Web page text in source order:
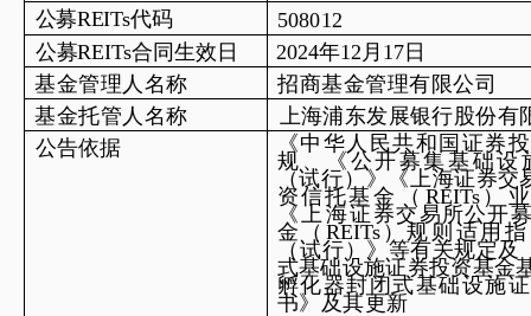
公募REITs代码
508012
公募REITs合同生效日 2024年12 月 17日
基金管理人名称 招商基金管理有限公司
基金托管人名称
上海浦东发展银行股份有
公告依据 《中华人民共和国证券
规 、《公开募集基础设
（试行） 》《上海证券交
资信托基金 （REITs）
《上海证 券交易所公开
金 （ REITs）规则适用
（试行 ） 》等有关规定及
式基础设施证券投资基金
孵化器封闭式基础设施
书》及其更新